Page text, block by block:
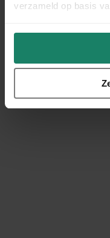
verzameld op basis